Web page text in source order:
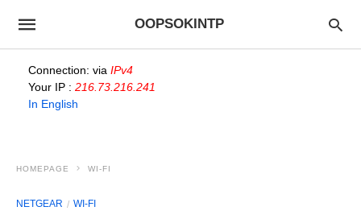
OOPSOKINTP
Connection: via IPv4
Your IP : 216.73.216.241
In English
HOMEPAGE WI-FI
NETGEAR WI-FI